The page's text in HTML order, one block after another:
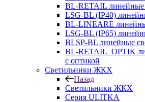
BL-RETAIL линейные
LSG-BL (IP40)
BL-LINEARE
LSG-BL (IP65)
BLSP-BL линейные
BL-RETAIL_OPTIK
с оптикой
Светильники ЖКХ
Назад
Светильники ЖКХ
Серия ULITKA